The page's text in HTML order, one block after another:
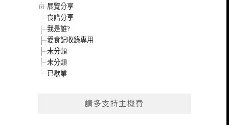
展覽分享
食譜分享
我是誰?
愛食記收錄專用
未分類
未分類
已歇業
請多支持主機費